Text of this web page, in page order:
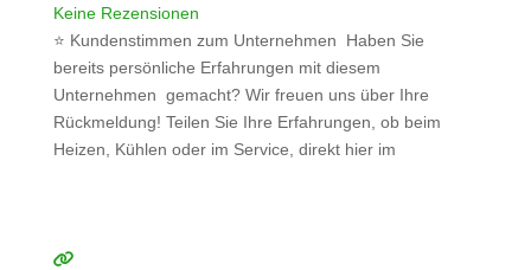
Keine Rezensionen
⭐ Kundenstimmen zum Unternehmen Haben Sie
bereits persönliche Erfahrungen mit diesem
Unternehmen gemacht? Wir freuen uns über Ihre
Rückmeldung! Teilen Sie Ihre Erfahrungen, ob beim
Heizen, Kühlen oder im Service, direkt hier im
bitte mit konkreten Details an und bleiben